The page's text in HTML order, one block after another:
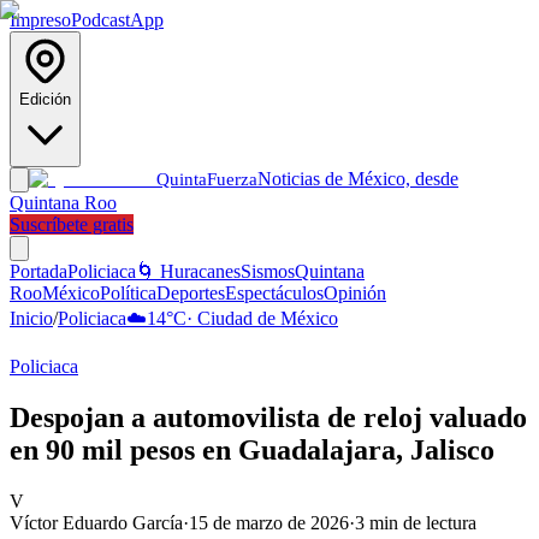
ImpresoPodcastApp
Edición
QuintaFuerzaNoticias de México, desde
Quintana Roo
Suscríbete gratis
PortadaPoliciaca 🌀 HuracanesSismosQuintana
RooMéxicoPolíticaDeportesEspectáculosOpinión
Inicio/Policiaca☁️14°C· Ciudad de México
Policiaca
Despojan a automovilista de reloj valuado
en 90 mil pesos en Guadalajara, Jalisco
V
Víctor Eduardo García·15 de marzo de 2026·3 min de lectura